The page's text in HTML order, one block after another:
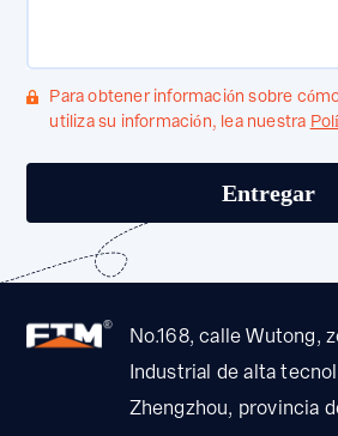
Para obtener información sobre
utiliza su información, lea nuestra
No.168, calle Wutong,
Industrial de alta
Zhengzhou, provincia